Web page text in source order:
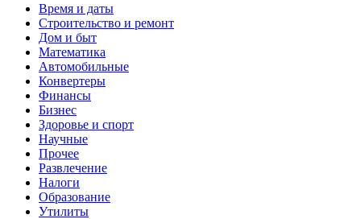
Время и даты
Строительство и ремонт
Дом и быт
Математика
Автомобильные
Конвертеры
Финансы
Бизнес
Здоровье и спорт
Научные
Прочее
Развлечение
Налоги
Образование
Утилиты